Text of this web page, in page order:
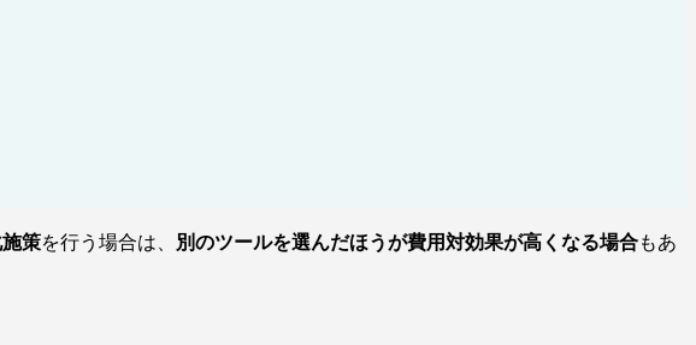
策を行う場合は、 別のツールを選んだほうが費用対効果が高くなる場合もあ